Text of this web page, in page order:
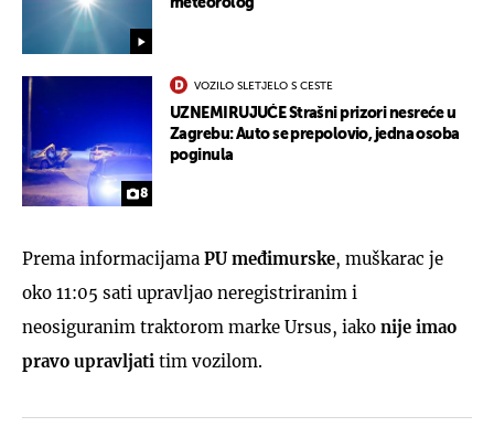
8
VOZILO SLETJELO S CESTE
UZNEMIRUJUĆE Strašni prizori nesreće u
Zagrebu: Auto se prepolovio, jedna osoba
poginula
Prema informacijama PU međimurske, muškarac je
oko 11:05 sati upravljao neregistriranim i
neosiguranim traktorom marke Ursus, iako nije imao
pravo upravljati tim vozilom.